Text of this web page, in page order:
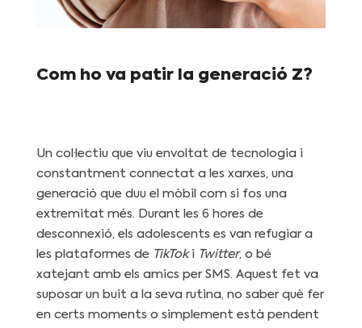
Com ho va patir la generació Z?
Un col·lectiu que viu envoltat de tecnologia i
constantment connectat a les xarxes, una
generació que duu el mòbil com si fos una
extremitat més. Durant les 6 hores de
desconnexió, els adolescents es van refugiar a
les plataformes de TikToki Twitter, o bé
xatejant amb els amics per SMS. Aquest fet va
suposar un buit a la seva rutina, no saber què fer
en certs moments o simplement està pendent